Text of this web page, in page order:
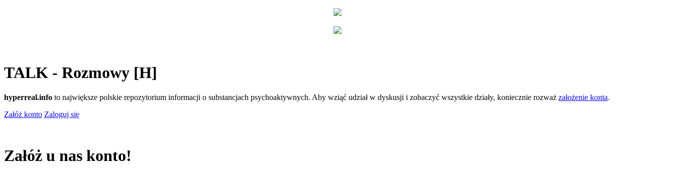
TALK - Rozmowy [H]
hyperreal.info to największe polskie repozytorium informacji o substancjach psychoaktywnych. Aby wziąć udział w dyskusji i zobaczyć wszystkie działy, koniecznie rozważ założenie konta.
Załóż konto Zaloguj się
Załóż u nas konto!